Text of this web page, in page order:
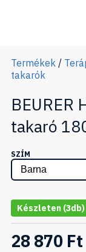
Termékek /
takarók
BEURER
takaró
SZÍM
Készleten (3db)
28 870 Ft